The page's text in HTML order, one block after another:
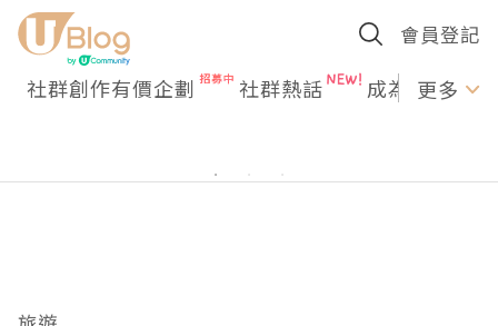
會員登記
社群創作有價企劃 社群熱話 成為U更多